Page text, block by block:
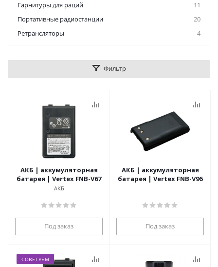
Гарнитуры для раций
11
Портативные радиостанции
20
Ретрансляторы
4
Фильтр
АКБ | аккумуляторная
батарея | Vertex FNB-V67
АКБ
Под заказ
АКБ | аккумуляторная
батарея | Vertex FNB-V96
Под заказ
СОВЕТУЕМ